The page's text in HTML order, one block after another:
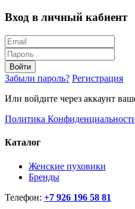
Вход в личный кабиент
Войти
Забыли пароль? Регистрация
Или войдите через аккаунт
Политика
Каталог
Женские пуховики
Бренды
Телефон: +7 926 196 58 81